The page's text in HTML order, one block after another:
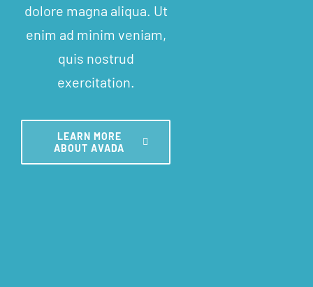
dolore magna aliqua. Ut
enim ad minim veniam,
quis nostrud
exercitation.
LEARN MORE
ABOUT AVADA